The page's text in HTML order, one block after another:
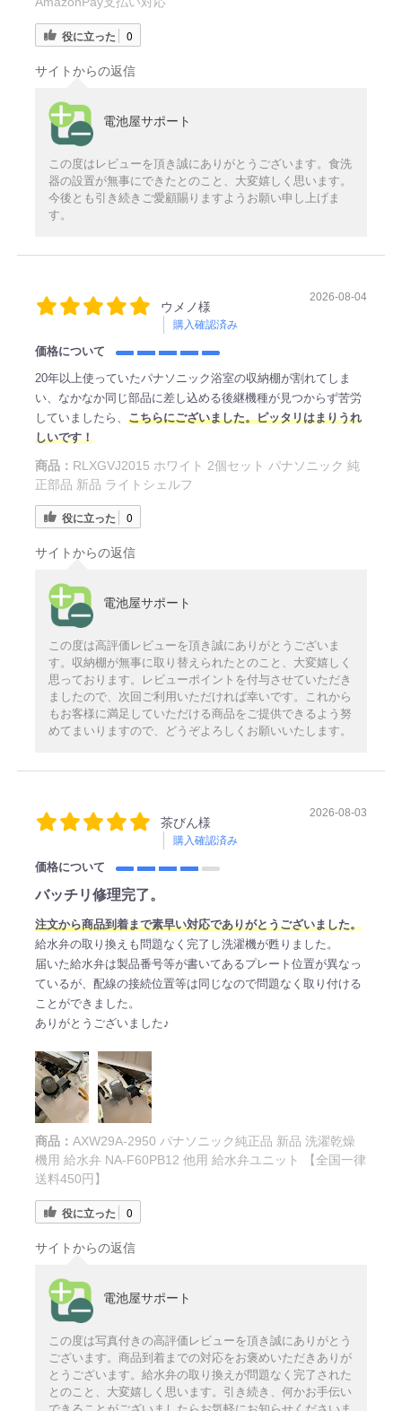
役に立った 0
サイトからの返信
電池屋サポート
この度はレビューを頂き誠にありがとうございます。食洗
器の設置が無事にできたとのこと、大変嬉しく思います。
今後とも引き続きご愛顧賜りますようお願い申し上げま
す。
ウメノ様
購入確認済み
2026-08-04
価格について
20年以上使っていたパナソニック浴室の収納棚が割れてしま
い、なかなか同じ部品に差し込める後継機種が見つからず苦労
していましたら、 こちらにございました。ピッタリはまりうれ
しいです！
商品： RLXGVJ2015 ホワイト 2個セット パナソニック 純
正部品 新品 ライトシェルフ
役に立った 0
サイトからの返信
電池屋サポート
この度は高評価レビューを頂き誠にありがとうございま
す。収納棚が無事に取り替えられたとのこと、大変嬉しく
思っております。レビューポイントを付与させていただき
ましたので、次回ご利用いただければ幸いです。これから
もお客様に満足していただける商品をご提供できるよう努
めてまいりますので、どうぞよろしくお願いいたします。
茶びん様
購入確認済み
2026-08-03
価格について
バッチリ修理完了。
注文から商品到着まで素早い対応でありがとうございました。
給水弁の取り換えも問題なく完了し洗濯機が甦りました。
届いた給水弁は製品番号等が書いてあるプレート位置が異なっ
ているが、配線の接続位置等は同じなので問題なく取り付ける
ことができました。
ありがとうございました♪
商品： AXW29A-2950 パナソニック純正品 新品 洗濯乾燥
機用 給水弁 NA-F60PB12 他用 給水弁ユニット 【全国一律
送料450円】
役に立った 0
サイトからの返信
電池屋サポート
この度は写真付きの高評価レビューを頂き誠にありがとう
ございます。商品到着までの対応をお褒めいただきありが
とうございます。給水弁の取り換えが問題なく完了された
とのこと、大変嬉しく思います。引き続き、何かお手伝い